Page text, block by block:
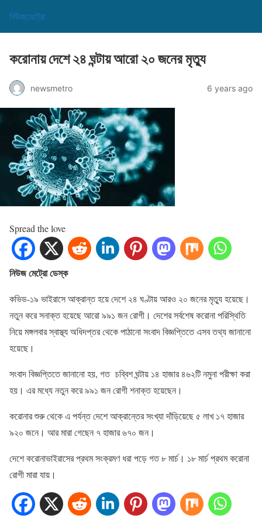
নিউজমেট্রো
করোনায় দেশে ২৪ ঘন্টায় আরো ২০ জনের মৃত্যু
newsmetro 6 years ago
Spread the love
নিউজ মেট্রো ডেস্ক
কভিড-১৯ ভাইরাসে আক্রান্ত হয়ে দেশে ২৪ ঘণ্টায় আরও ২০ জনের মৃত্যু হয়েছে।
নতুন করে সনাক্ত হয়েছে আরো ৯৯১ জন রোগী। দেশের সর্বশেষ করোনা পরিস্থিতি
নিয়ে মঙ্গলবার স্বাস্থ্য অধিদপ্তর থেকে পাঠানো সংবাদ বিজ্ঞপ্তিতে এসব তথ্য জানানো
হয়েছে।
সংবাদ বিজ্ঞপ্তিতে জানানো হয়, গত চব্বিশ ঘন্টায় ১৪ হাজার ৪৬২টি নমুনা পরীক্ষা করা
হয়। এর মধ্যে নতুন করে ৯৯১ জন রোগী শনাক্ত হয়েছেন।
করোনার শুরু থেকে এ পর্যন্ত দেশে আক্রান্তের সংখ্যা দাঁড়িয়েছে ৫ লাখ ১৭ হাজার
৯২০ জনে। আর মারা গেছেন ৭ হাজার ৬৭০ জন।
দেশে করোনাভাইরাসের প্রথম সংক্রমণ ধরা পড়ে গত ৮ মার্চ। ১৮ মার্চ প্রথম করোনা
রোগী মারা যায়।